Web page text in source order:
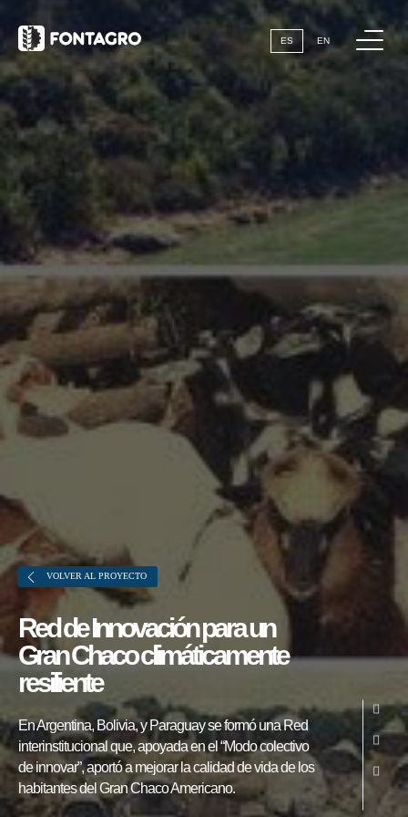
webstories
Sobre FONTAGRO
FONTAGRO es un mecanismo de
cooperación único que fomenta la
inversión en innovación en el sector
agroalimentario de América Latina y El
ES EN
VOLVER AL PROYECTO
Red de Innovación para un
Gran Chaco climáticamente
resiliente
En Argentina, Bolivia, y Paraguay se formó una Red
interinstitucional que, apoyada en el “Modo colectivo
de innovar”, aportó a mejorar la calidad de vida de los
habitantes del Gran Chaco Americano.